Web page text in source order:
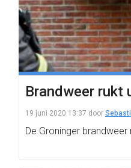
Brandweer rukt
19 juni 2020 13:37 door
De Groninger